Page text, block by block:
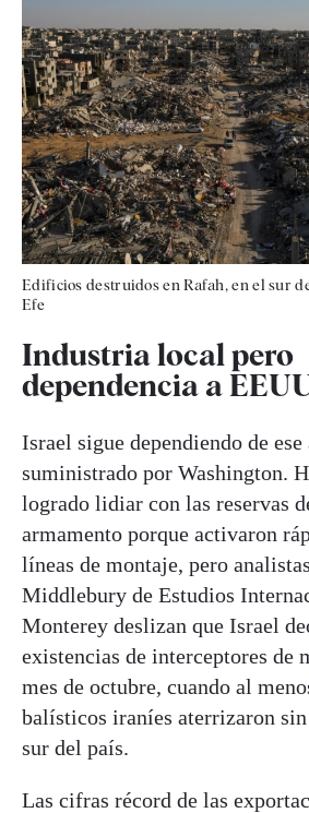
Edificios destruidos en Rafah, en el sur
Efe
Industria local pero
dependencia a
Israel sigue dependiendo de ese
suministrado por Washington.
logrado lidiar con las reservas
armamento porque activaron
líneas de montaje, pero
Middlebury de Estudios
Monterey deslizan que Israel
existencias de interceptores de
mes de octubre, cuando al
balísticos iraníes aterrizaron
sur del país.
Las cifras récord de las